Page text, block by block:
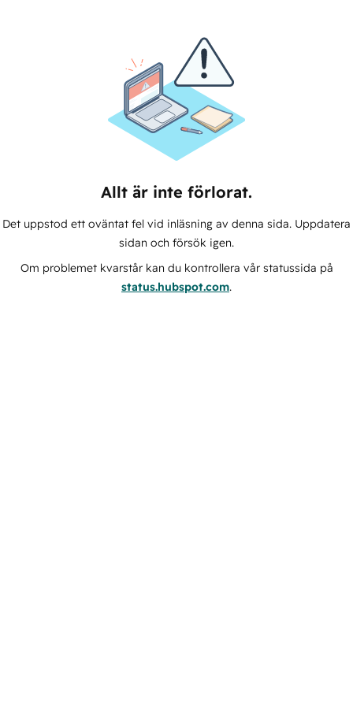
Allt är inte förlorat.
Det uppstod ett oväntat fel vid inläsning av denna sida. Uppdatera
sidan och försök igen.
Om problemet kvarstår kan du kontrollera vår statussida på
status.hubspot.com.